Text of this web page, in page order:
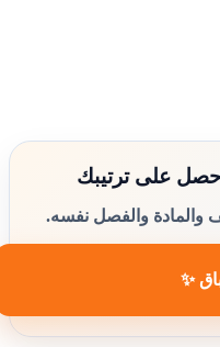
على ترتيبك
والمادة والفصل نفسه.
✨